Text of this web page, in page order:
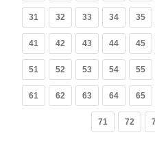
31 32 33 34 35
41 42 43 44 45
51 52 53 54 55
61 62 63 64 65
71 72